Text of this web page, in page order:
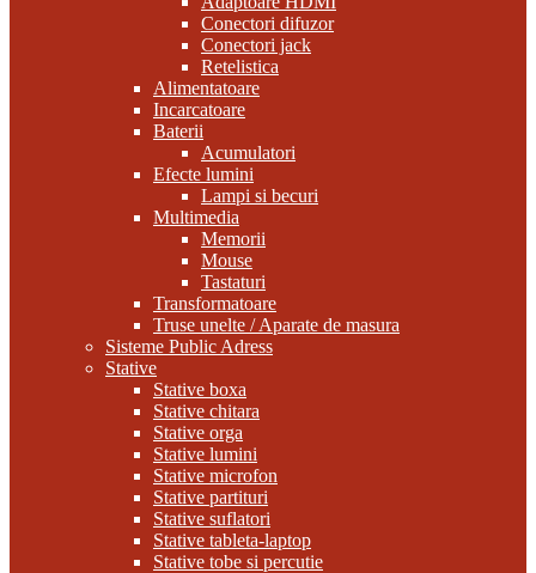
Conectori difuzor
Conectori jack
Retelistica
Alimentatoare
Incarcatoare
Baterii
Acumulatori
Efecte lumini
Lampi si becuri
Multimedia
Memorii
Mouse
Tastaturi
Transformatoare
Truse unelte / Aparate de masura
Sisteme Public Adress
Stative
Stative boxa
Stative chitara
Stative orga
Stative lumini
Stative microfon
Stative partituri
Stative suflatori
Stative tableta-laptop
Stative tobe si percutie